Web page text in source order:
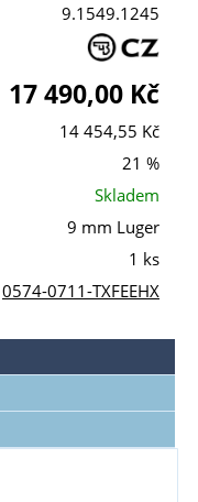
9.1549.1245
17 490,00 Kč
14 454,55 Kč
21 %
Skladem
9 mm Luger
1 ks
0574-0711-TXFEEHX